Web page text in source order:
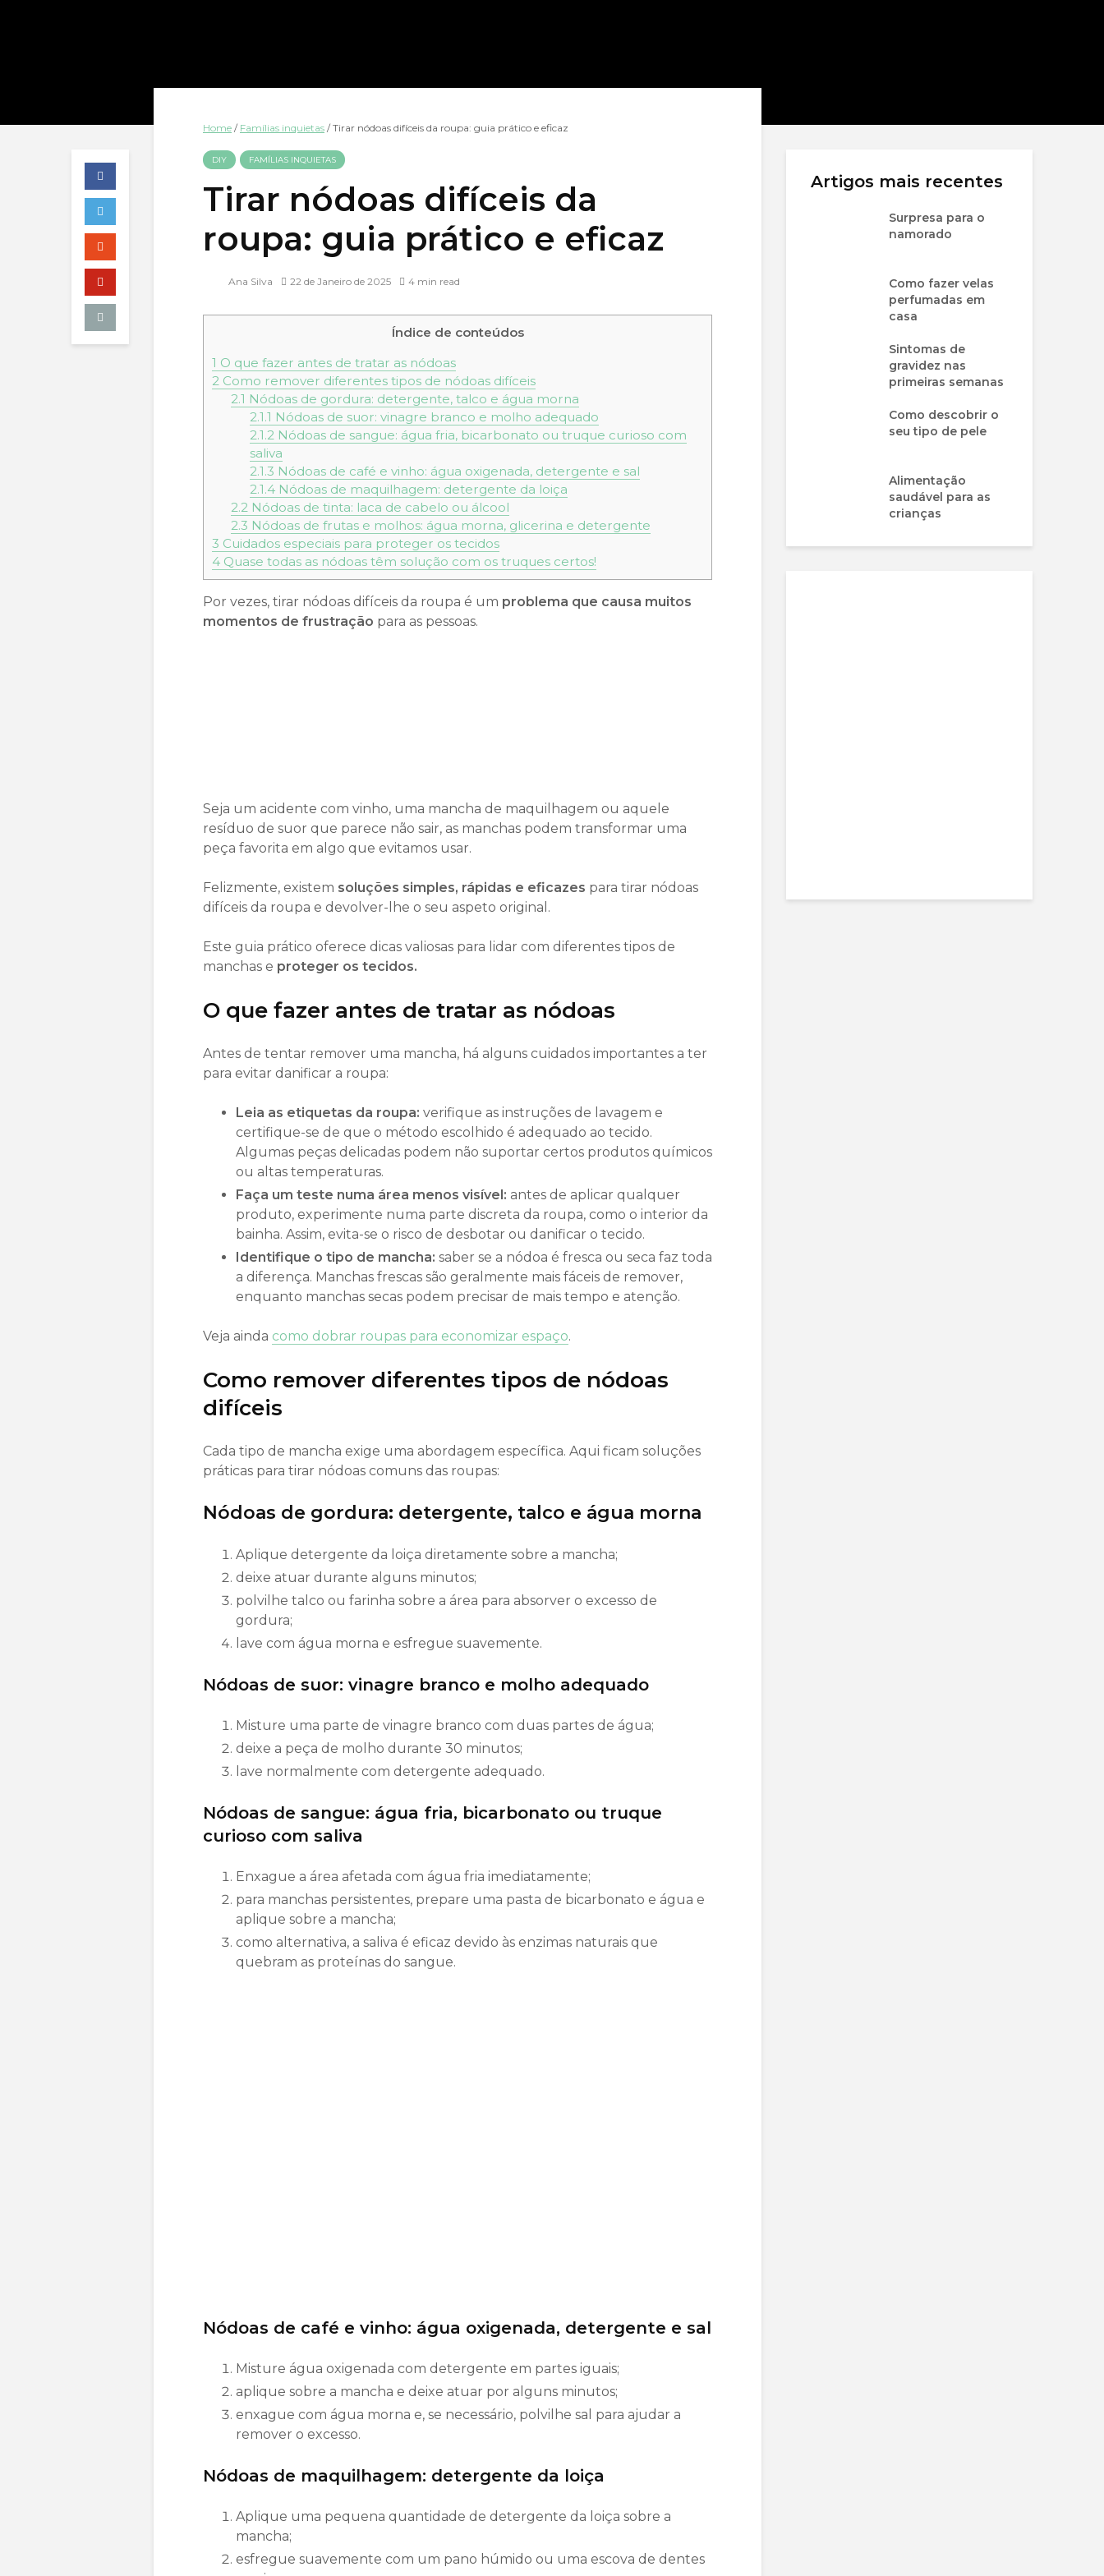
Home / Famílias inquietas /Tirar nódoas difíceis da roupa: guia prático e eficaz
DIY FAMÍLIAS INQUIETAS
Tirar nódoas difíceis da
roupa: guia prático e eficaz
Ana Silva 22 de Janeiro de 2025 4 min read
Índice de conteúdos
1 O que fazer antes de tratar as nódoas
2 Como remover diferentes tipos de nódoas difíceis
2.1 Nódoas de gordura: detergente, talco e água morna
2.1.1 Nódoas de suor: vinagre branco e molho adequado
2.1.2Nódoas de sangue: água fria, bicarbonato ou truque curioso com
saliva
2.1.3 Nódoas de café e vinho: água oxigenada, detergente e sal
2.1.4Nódoas de maquilhagem: detergente da loiça
2.2Nódoas de tinta: laca de cabelo ou álcool
2.3 Nódoas de frutas e molhos: água morna, glicerina e detergente
3 Cuidados especiais para proteger os tecidos
4 Quase todas as nódoas têm solução com os truques certos!
Por vezes, tirar nódoas difíceis da roupa é um problema que causa muitos
momentos de frustração para as pessoas.
Seja um acidente com vinho, uma mancha de maquilhagem ou aquele
resíduo de suor que parece não sair, as manchas podem transformar uma
peça favorita em algo que evitamos usar.
Felizmente, existem soluções simples, rápidas e eficazes para tirar nódoas
difíceis da roupa e devolver-lhe o seu aspeto original.
Este guia prático oferece dicas valiosas para lidar com diferentes tipos de
manchas e proteger os tecidos.
O que fazer antes de tratar as nódoas
Antes de tentar remover uma mancha, há alguns cuidados importantes a ter
para evitar danificar a roupa:
Leia as etiquetas da roupa: verifique as instruções de lavagem e
certifique-se de que o método escolhido é adequado ao tecido.
Algumas peças delicadas podem não suportar certos produtos químicos
ou altas temperaturas.
Faça um teste numa área menos visível: antes de aplicar qualquer
produto, experimente numa parte discreta da roupa, como o interior da
bainha. Assim, evita-se o risco de desbotar ou danificar o tecido.
Identifique o tipo de mancha: saber se a nódoa é fresca ou seca faz toda
a diferença. Manchas frescas são geralmente mais fáceis de remover,
enquanto manchas secas podem precisar de mais tempo e atenção.
Veja ainda como dobrar roupas para economizar espaço.
Como remover diferentes tipos de nódoas
difíceis
Cada tipo de mancha exige uma abordagem específica. Aqui ficam soluções
práticas para tirar nódoas comuns das roupas:
Nódoas de gordura: detergente, talco e água morna
Aplique detergente da loiça diretamente sobre a mancha;
deixe atuar durante alguns minutos;
polvilhe talco ou farinha sobre a área para absorver o excesso de
gordura;
lave com água morna e esfregue suavemente.
Nódoas de suor: vinagre branco e molho adequado
Misture uma parte de vinagre branco com duas partes de água;
deixe a peça de molho durante 30 minutos;
lave normalmente com detergente adequado.
Nódoas de sangue: água fria, bicarbonato ou truque
curioso com saliva
Enxague a área afetada com água fria imediatamente;
para manchas persistentes, prepare uma pasta de bicarbonato e água e
aplique sobre a mancha;
como alternativa, a saliva é eficaz devido às enzimas naturais que
quebram as proteínas do sangue.
Nódoas de café e vinho: água oxigenada, detergente e sal
Misture água oxigenada com detergente em partes iguais;
aplique sobre a mancha e deixe atuar por alguns minutos;
enxague com água morna e, se necessário, polvilhe sal para ajudar a
remover o excesso.
Nódoas de maquilhagem: detergente da loiça
Aplique uma pequena quantidade de detergente da loiça sobre a
mancha;
esfregue suavemente com um pano húmido ou uma escova de dentes
Artigos mais recentes
Surpresa para o
namorado
Como fazer velas
perfumadas em
casa
Sintomas de
gravidez nas
primeiras semanas
Como descobrir o
seu tipo de pele
Alimentação
saudável para as
crianças